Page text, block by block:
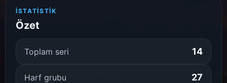
İSTATISTIK
Özet
Toplam seri 14
Harf grubu 27